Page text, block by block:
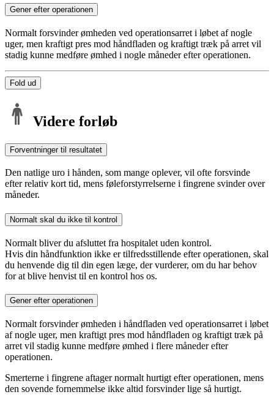
Gener efter operationen
Normalt forsvinder ømheden ved operationsarret i løbet af nogle
uger, men kraftigt pres mod håndfladen og kraftigt træk på arret vil
stadig kunne medføre ømhed i nogle måneder efter operationen.
Fold ud
Videre forløb
Forventninger til resultatet
Den natlige uro i hånden, som mange oplever, vil ofte forsvinde
efter relativ kort tid, mens føleforstyrrelserne i fingrene svinder over
måneder.
Normalt skal du ikke til kontrol
Normalt bliver du afsluttet fra hospitalet uden kontrol.
Hvis din håndfunktion ikke er tilfredsstillende efter operationen, skal
du henvende dig til din egen læge, der vurderer, om du har behov
for at blive henvist til en kontrol hos os.
Gener efter operationen
Normalt forsvinder ømheden i håndfladen ved operationsarret i løbet
af nogle uger, men kraftigt pres mod håndfladen og kraftigt træk på
arret vil stadig kunne medføre ømhed i flere måneder efter
operationen.
Smerterne i fingrene aftager normalt hurtigt efter operationen, mens
den sovende fornemmelse ikke altid forsvinder lige så hurtigt.